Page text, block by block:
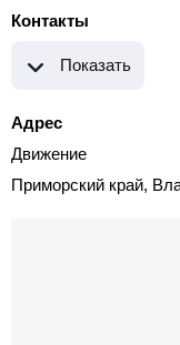
Контакты
Показать
Адрес
Движение
Приморский край,